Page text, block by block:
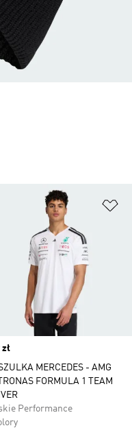
listy życzeń
zł
MERCEDES - AMG
FORMULA 1 TEAM
Performance